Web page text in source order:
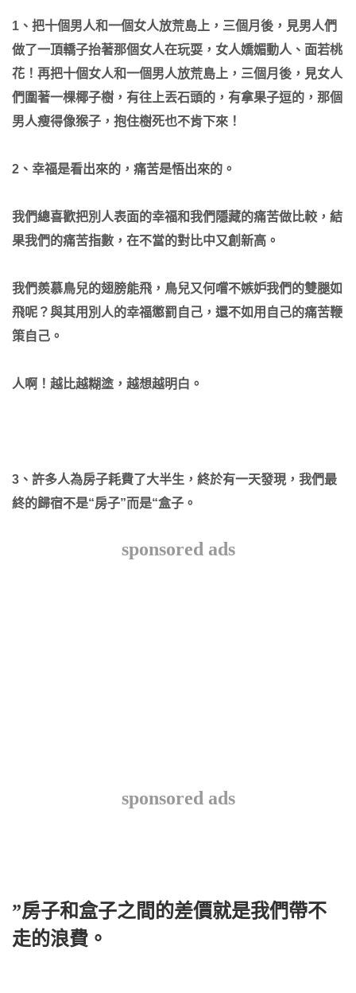
1、把十個男人和一個女人放荒島上，三個月後，見男人們
做了一頂轎子抬著那個女人在玩耍，女人嬌媚動人、面若桃
花！再把十個女人和一個男人放荒島上，三個月後，見女人
們圍著一棵椰子樹，有往上丟石頭的，有拿果子逗的，那個
男人瘦得像猴子，抱住樹死也不肯下來！
2、幸福是看出來的，痛苦是悟出來的。
我們總喜歡把別人表面的幸福和我們隱藏的痛苦做比較，結
果我們的痛苦指數，在不當的對比中又創新高。
我們羨慕鳥兒的翅膀能飛，鳥兒又何嚐不嫉妒我們的雙腿如
飛呢？與其用別人的幸福懲罰自己，還不如用自己的痛苦鞭
策自己。
人啊！越比越糊塗，越想越明白。
3、許多人為房子耗費了大半生，終於有一天發現，我們最
終的歸宿不是“房子”而是“盒子。
sponsored ads
sponsored ads
”房子和盒子之間的差價就是我們帶不
走的浪費。